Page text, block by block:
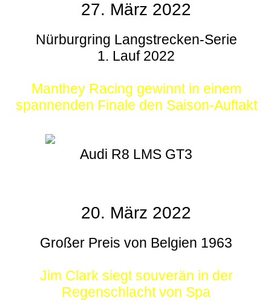
27. März 2022
Nürburgring Langstrecken-Serie
1. Lauf 2022
Manthey Racing gewinnt in einem
spannenden Finale den Saison-Auftakt
Audi R8 LMS GT3
20. März 2022
Großer Preis von Belgien 1963
Jim Clark siegt souverän in der
Regenschlacht von Spa